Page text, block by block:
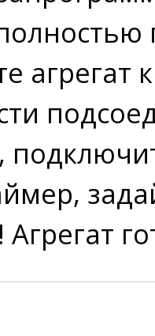
агрегат
Агрегат